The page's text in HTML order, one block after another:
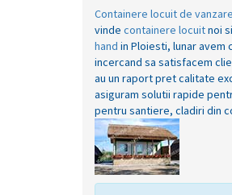
Containere locuit de
vinde containere locuitnoi si
hand in Ploiesti, lunar
incercand sa satisfacem
au un raport pret calitate
asiguram solutii rapide
pentru santiere, cladiri din